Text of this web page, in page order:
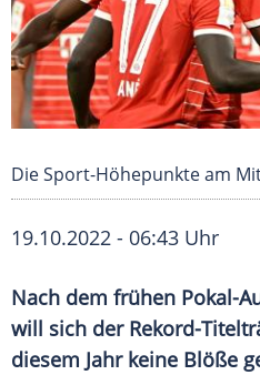
Die Sport-Höhepunkte am
19.10.2022 - 06:43 Uhr
Nach dem frühen Pokal-
will sich der Rekord-
diesem Jahr keine Blöße